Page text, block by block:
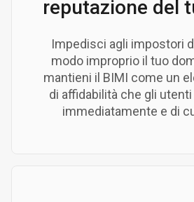
reputazione del
Impedisci agli impostori
modo improprio il tuo
mantieni il BIMI come un
di affidabilità che gli
immediatamente e di